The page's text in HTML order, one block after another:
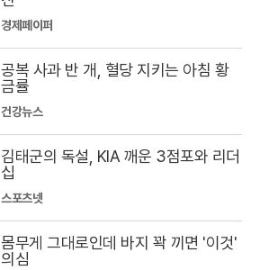
경제페이퍼
공복 사과 반 개, 혈당 지키는 아침 황
금률
건강뉴스
김태군의 독설, KIA 깨운 3점포와 리더
십
스포츠넷
몸무게 그대로인데 바지 꽉 끼면 '이것'
의심